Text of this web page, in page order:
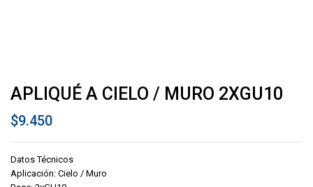
APLIQUÉ A CIELO / MURO 2XGU10
$9.450
Datos Técnicos
Aplicación: Cielo / Muro